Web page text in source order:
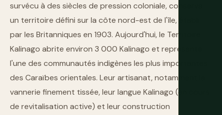
survécu à des siècles de pression coloniale, conserva
un territoire défini sur la côte nord-est de l'île, établi
par les Britanniques en 1903. Aujourd'hui, le Territoire
Kalinago abrite environ 3 000 Kalinago et représente
l'une des communautés indigènes les plus importantes
des Caraïbes orientales. Leur artisanat, notamment la
vannerie finement tissée, leur langue Kalinago (en cours
de revitalisation active) et leur construction